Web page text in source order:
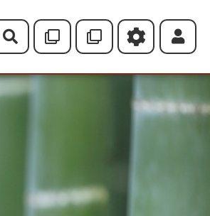
Rechercher